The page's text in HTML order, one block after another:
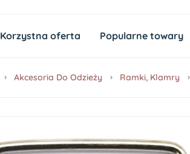
Korzystna oferta Popularne towary
Akcesoria Do Odzieży Ramki, Klamry